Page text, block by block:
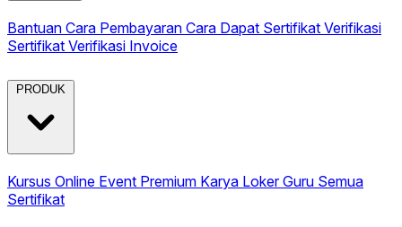
Bantuan Cara Pembayaran Cara Dapat Sertifikat Verifikasi
Sertifikat Verifikasi Invoice
PRODUK
Kursus Online Event Premium Karya Loker Guru Semua
Sertifikat